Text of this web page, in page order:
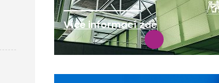
Více informací zde